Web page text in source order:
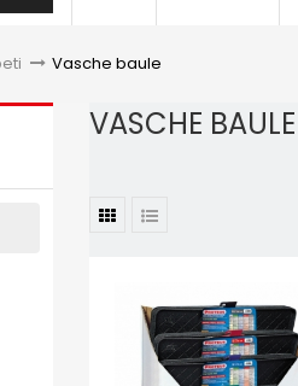
> Vasche baule
VASCHE BAULE